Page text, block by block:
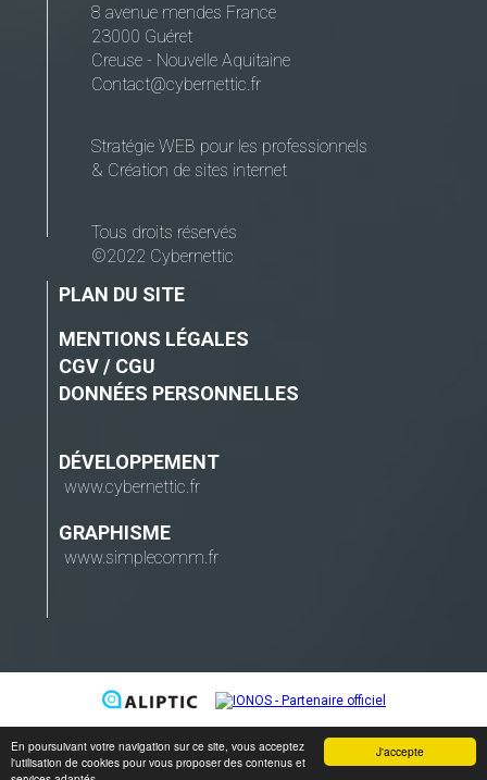
J'accepte
En poursuivant votre navigation sur ce site, vous acceptez
l'utilisation de cookies pour vous proposer des contenus et
8 avenue mendes France
23000 Guéret
Creuse - Nouvelle Aquitaine
Contact@cybernettic.fr
Stratégie WEB pour les professionnels
& Création de sites internet
Tous droits réservés
©2022 Cybernettic
PLAN DU SITE
MENTIONS LÉGALES
CGV / CGU
DONNÉES PERSONNELLES
DÉVELOPPEMENT
www.cybernettic.fr
GRAPHISME
www.simplecomm.fr